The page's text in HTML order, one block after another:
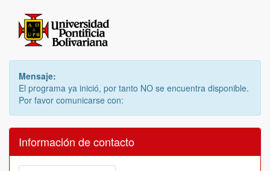
Mensaje:
El programa ya inició, por tanto NO se encuentra disponible.
Por favor comunicarse con:
Información de contacto